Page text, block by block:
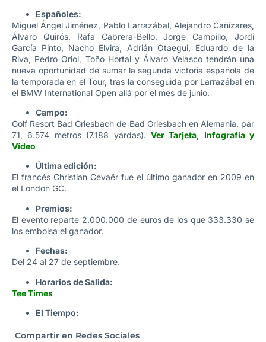
Españoles:
Miguel Ángel Jiménez, Pablo Larrazábal, Alejandro Cañizares,
Álvaro Quirós, Rafa Cabrera-Bello, Jorge Campillo, Jordi
García Pinto, Nacho Elvira, Adrián Otaegui, Eduardo de la
Riva, Pedro Oriol, Toño Hortal y Álvaro Velasco tendrán una
nueva oportunidad de sumar la segunda victoria española de
la temporada en el Tour, tras la conseguida por Larrazábal en
el BMW International Open allá por el mes de junio.
Campo:
Golf Resort Bad Griesbach de Bad Griesbach en Alemania. par
71, 6.574 metros (7.188 yardas). Ver Tarjeta, Infografía y
Vídeo
Última edición:
El francés Christian Cévaër fue el último ganador en 2009 en
el London GC.
Premios:
El evento reparte 2.000.000 de euros de los que 333.330 se
los embolsa el ganador.
Fechas:
Del 24 al 27 de septiembre.
Horarios de Salida:
Tee Times
El Tiempo:
Compartir en Redes Sociales